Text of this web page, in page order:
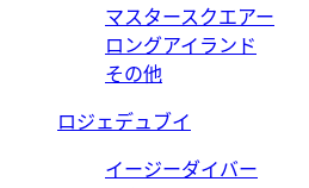
マスタースクエアー
ロングアイランド
その他
ロジェデュブイ
イージーダイバー